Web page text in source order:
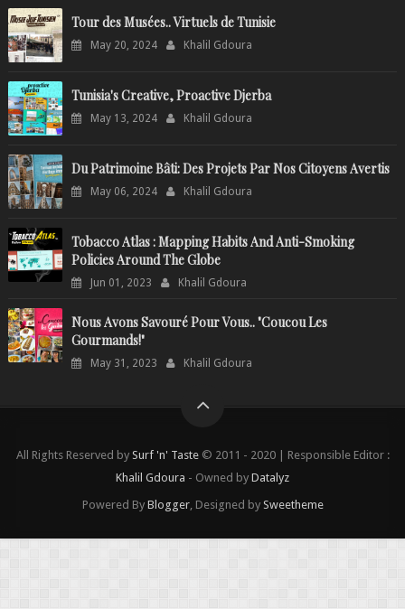
Tour des Musées.. Virtuels de Tunisie
May 20, 2024 Khalil Gdoura
Tunisia's Creative, Proactive Djerba
May 13, 2024 Khalil Gdoura
Du Patrimoine Bâti: Des Projets Par Nos Citoyens Avertis
May 06, 2024 Khalil Gdoura
Tobacco Atlas : Mapping Habits And Anti-Smoking
Policies Around The Globe
Jun 01, 2023 Khalil Gdoura
Nous Avons Savouré Pour Vous.. "Coucou Les
Gourmands!"
May 31, 2023 Khalil Gdoura
All Rights Reserved by Surf 'n' Taste© 2011 - 2020 | Responsible Editor :
Khalil Gdoura - Owned by Datalyz
Powered By Blogger, Designed by Sweetheme